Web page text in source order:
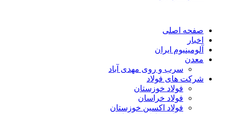
صفحه اصلی
اخبار
آلومینیوم ایران
معدن
سرب و روی مهدی آباد
شرکت های فولاد
فولاد خوزستان
فولاد خراسان
فولاد اکسین خوزستان